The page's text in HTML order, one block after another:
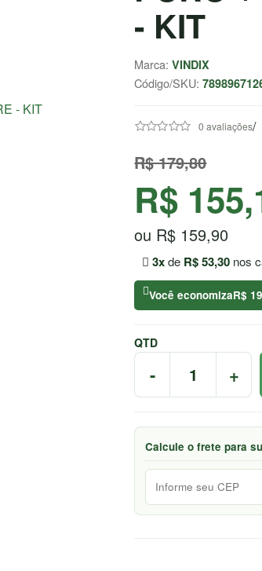
- KIT
Marca:VINDIX
Código/SKU:
0 avaliações/
R$ 179,80
R$
ou R$ 159,90
3xde R$ 53,30 nos
Você economizaR$
QTD
- +
Calcule o frete para